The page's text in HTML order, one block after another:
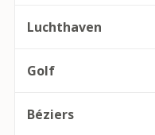
Bize-Minervois
Boujan-sur-Libron
Boutenac
Luchthaven
Golf
Béziers